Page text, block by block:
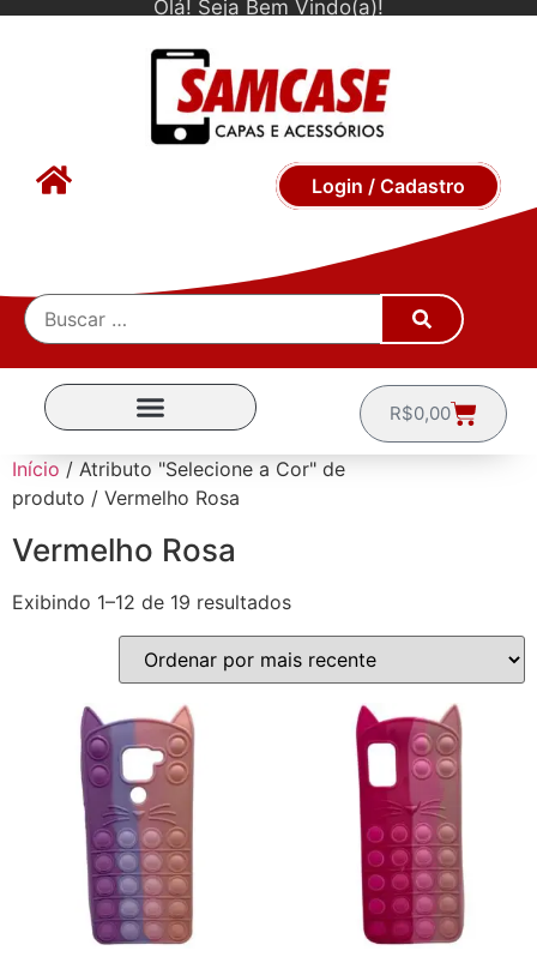
Olá! Seja Bem Vindo(a)!
Login / Cadastro
R$0,00
Início / Atributo "Selecione a Cor" de
produto / Vermelho Rosa
Vermelho Rosa
Exibindo 1–12 de 19 resultados